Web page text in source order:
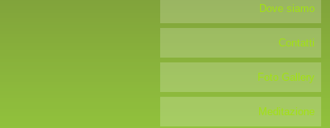
Dove siamo
Contatti
Foto Gallery
Meditazione